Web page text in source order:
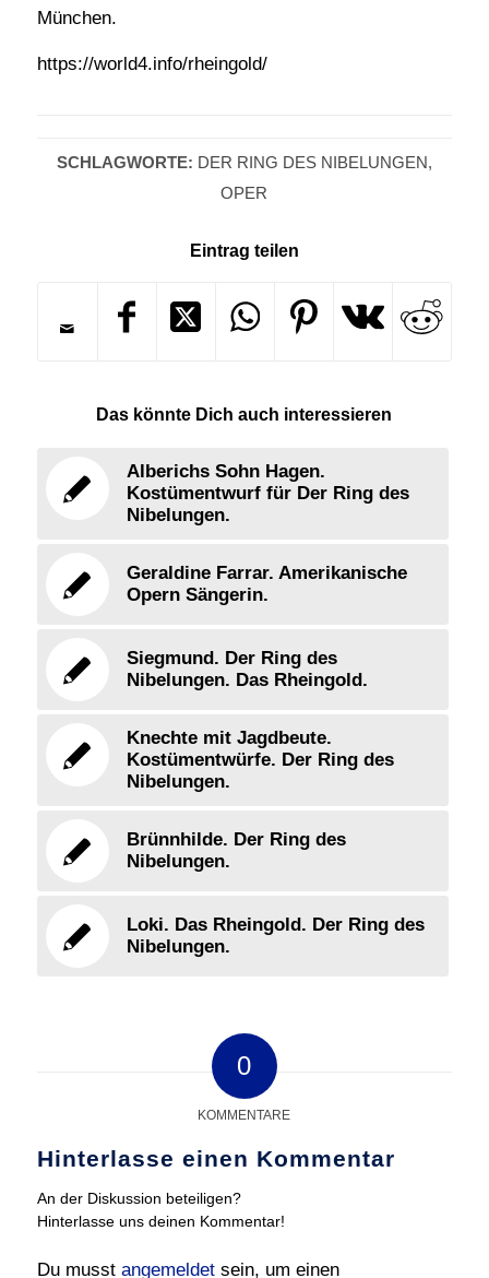
München.
https://world4.info/rheingold/
SCHLAGWORTE: DER RING DES NIBELUNGEN,
OPER
Eintrag teilen
Das könnte Dich auch interessieren
Alberichs Sohn Hagen.
Kostümentwurf für Der Ring des
Nibelungen.
Geraldine Farrar. Amerikanische
Opern Sängerin.
Siegmund. Der Ring des
Nibelungen. Das Rheingold.
Knechte mit Jagdbeute.
Kostümentwürfe. Der Ring des
Nibelungen.
Brünnhilde. Der Ring des
Nibelungen.
Loki. Das Rheingold. Der Ring des
Nibelungen.
0
KOMMENTARE
Hinterlasse einen Kommentar
An der Diskussion beteiligen?
Hinterlasse uns deinen Kommentar!
Du musst angemeldetsein, um einen